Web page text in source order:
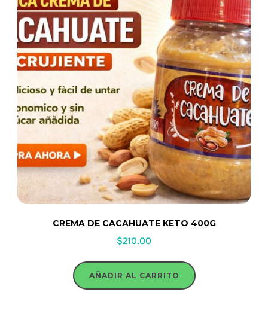
CREMA DE CACAHUATE KETO 400G
$210.00
AÑADIR AL CARRITO